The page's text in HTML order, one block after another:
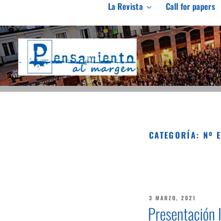
contenido
PENSAMIENTO AL
Revista de investigación independiente y con especial
La Revista Call for papers
CATEGORÍA: Nº
PUBLICADO
3 MARZO, 2021
Presentación